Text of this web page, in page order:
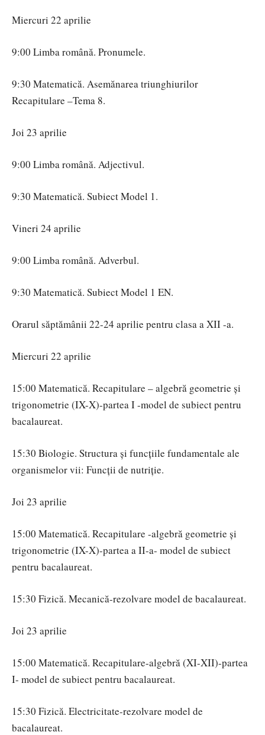
Miercuri 22 aprilie
9:00 Limba română. Pronumele.
9:30 Matematică. Asemănarea triunghiurilor
Recapitulare –Tema 8.
Joi 23 aprilie
9:00 Limba română. Adjectivul.
9:30 Matematică. Subiect Model 1.
Vineri 24 aprilie
9:00 Limba română. Adverbul.
9:30 Matematică. Subiect Model 1 EN.
Orarul săptămânii 22-24 aprilie pentru clasa a XII -a.
Miercuri 22 aprilie
15:00 Matematică. Recapitulare – algebră geometrie și
trigonometrie (IX-X)-partea I -model de subiect pentru
bacalaureat.
15:30 Biologie. Structura şi funcţiile fundamentale ale
organismelor vii: Funcţii de nutriţie.
Joi 23 aprilie
15:00 Matematică. Recapitulare -algebră geometrie și
trigonometrie (IX-X)-partea a II-a- model de subiect
pentru bacalaureat.
15:30 Fizică. Mecanică-rezolvare model de bacalaureat.
Joi 23 aprilie
15:00 Matematică. Recapitulare-algebră (XI-XII)-partea
I- model de subiect pentru bacalaureat.
15:30 Fizică. Electricitate-rezolvare model de
bacalaureat.